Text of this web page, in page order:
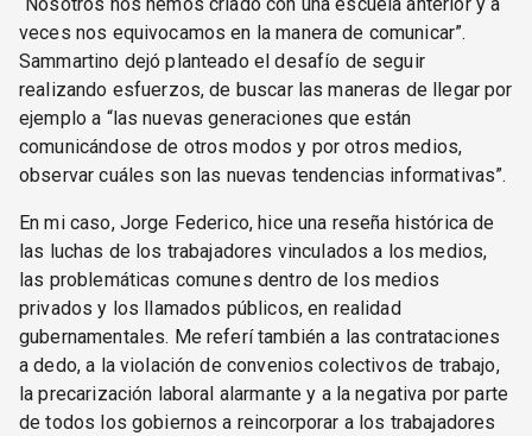
veces nos equivocamos en la manera de comunicar”.
Sammartino dejó planteado el desafío de seguir
realizando esfuerzos, de buscar las maneras de llegar por
ejemplo a “las nuevas generaciones que están
comunicándose de otros modos y por otros medios,
observar cuáles son las nuevas tendencias informativas”.
En mi caso, Jorge Federico, hice una reseña histórica de
las luchas de los trabajadores vinculados a los medios,
las problemáticas comunes dentro de los medios
privados y los llamados públicos, en realidad
gubernamentales. Me referí también a las contrataciones
a dedo, a la violación de convenios colectivos de trabajo,
la precarización laboral alarmante y a la negativa por parte
de todos los gobiernos a reincorporar a los trabajadores